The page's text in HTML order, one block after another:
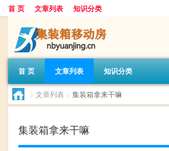
首 页 文章列表 知识分类
首 页 文章列表 知识分类
> 文章列表 > 集装箱拿来干嘛
集装箱拿来干嘛